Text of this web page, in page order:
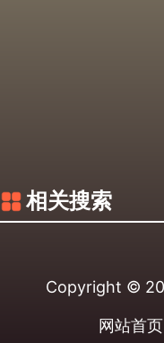
相关搜索
Copyright ©
网站首页